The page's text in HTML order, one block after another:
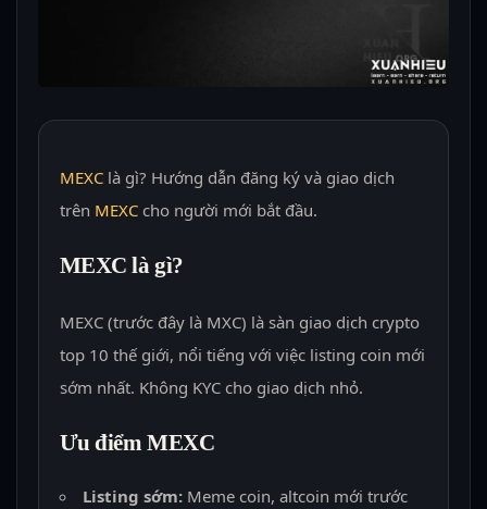
MEXClà gì? Hướng dẫn đăng ký và giao dịch
trên MEXCcho người mới bắt đầu.
MEXC là gì?
MEXC (trước đây là MXC) là sàn giao dịch crypto
top 10 thế giới, nổi tiếng với việc listing coin mới
sớm nhất. Không KYC cho giao dịch nhỏ.
Ưu điểm MEXC
Listing sớm:Meme coin, altcoin mới trước